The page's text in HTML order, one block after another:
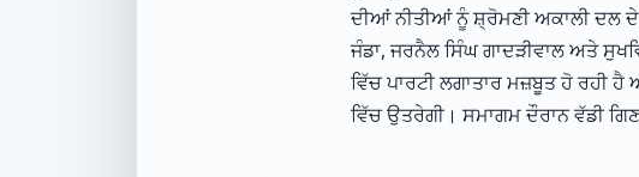
ਦੀਆਂ ਨੀਤੀਆਂ ਨੂੰ ਸ਼੍ਰੋਮਣੀ ਅਕਾਲੀ ਦਲ
ਜੰਡਾ, ਜਰਨੈਲ ਸਿੰਘ ਗਾਦੜੀਵਾਲ ਅਤੇ
ਵਿੱਚ ਪਾਰਟੀ ਲਗਾਤਾਰ ਮਜ਼ਬੂਤ ਹੋ ਰਹੀ
ਵਿੱਚ ਉਤਰੇਗੀ। ਸਮਾਗਮ ਦੌਰਾਨ ਵੱਡੀ